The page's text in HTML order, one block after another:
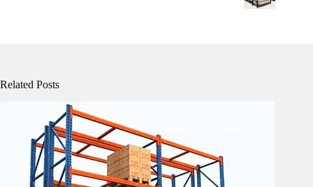
Related Posts